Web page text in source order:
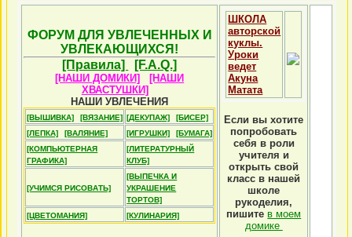
ФОРУМ ДЛЯ УВЛЕЧЕННЫХ И
УВЛЕКАЮЩИХСЯ!
[Правила]
[F.A.Q.]
[НАШИ ДОМИКИ]
[НАШИ
ХВАСТУШКИ]
НАШИ УВЛЕЧЕНИЯ
[ВЫШИВКА] [ВЯЗАНИЕ] [ДЕКУПАЖ]
[БИСЕР]
[ЛЕПКА]
[ВАЛЯНИЕ] [ИГРУШКИ]
[БУМАГА]
[КОМПЬЮТЕРНАЯ
ГРАФИКА]
[ЛИТЕРАТУРНЫЙ
КЛУБ]
[УЧИМСЯ РИСОВАТЬ]
[ВЫПЕЧКА И
УКРАШЕНИЕ
ТОРТОВ]
[ЦВЕТОМАНИЯ]
[КУЛИНАРИЯ]
ШКОЛА
авторской
куклы.
Уроки
ведет
Акуна
Матата
Если вы хотите
попробовать
себя в роли
учителя и
открыть свой
класс в нашей
школе
рукоделия,
пишите в моем
домике